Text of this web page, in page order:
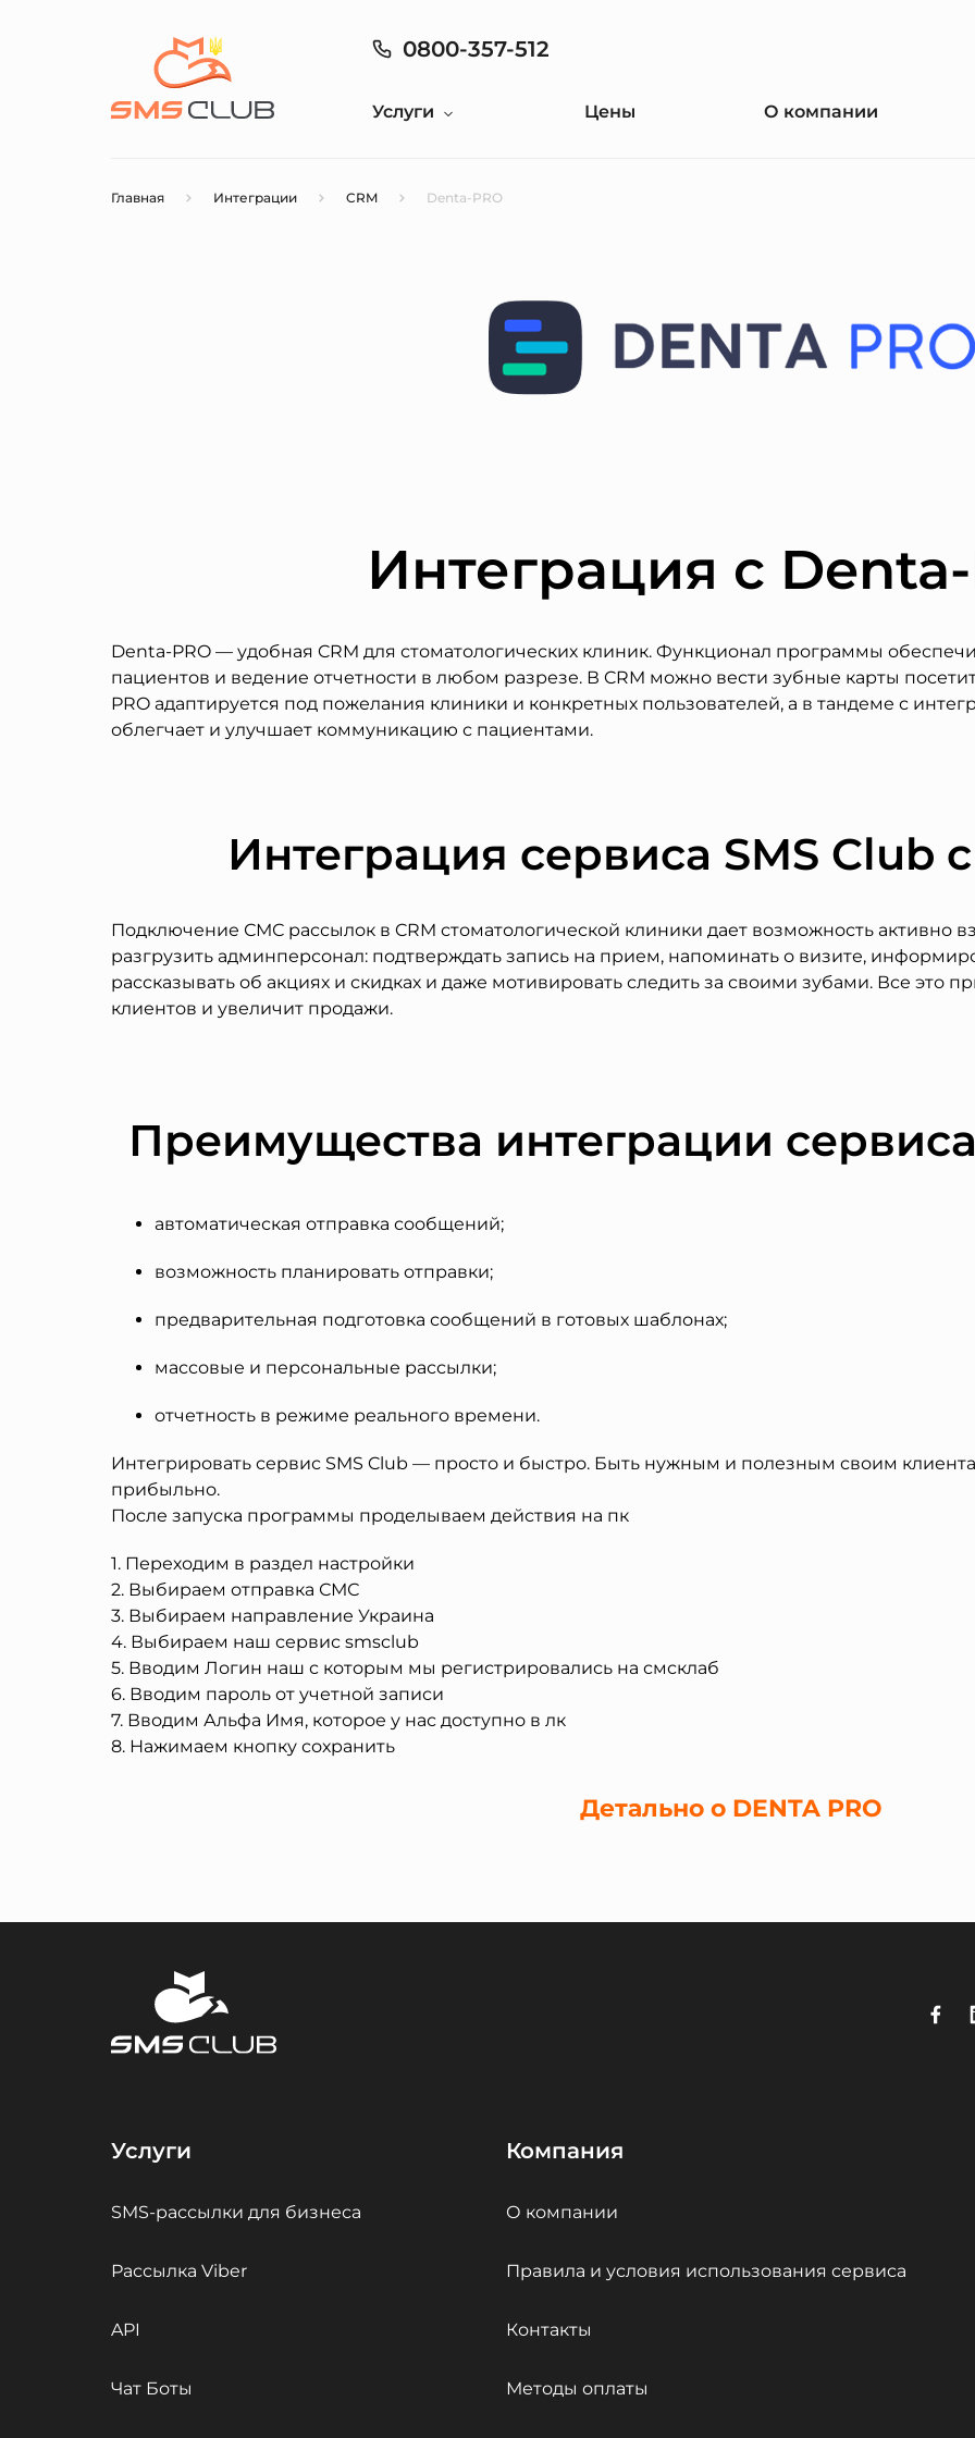
0800-357-512
Услуги Цены О компании
Главная Интеграции CRM Denta-PRO
Интеграция с
Denta-PRO — удобная CRM для стоматологических клиник. Функционал программы
пациентов и ведение отчетности в любом разрезе. В CRM можно вести зубные карты
PRO адаптируется под пожелания клиники и конкретных пользователей, а в тандеме с
облегчает и улучшает коммуникацию с пациентами.
Интеграция сервиса SMS Club
Подключение СМС рассылок в CRM стоматологической клиники дает возможность активно
разгрузить админперсонал: подтверждать запись на прием, напоминать о визите,
рассказывать об акциях и скидках и даже мотивировать следить за своими зубами. Все это
клиентов и увеличит продажи.
Преимущества интеграции
автоматическая отправка сообщений;
возможность планировать отправки;
предварительная подготовка сообщений в готовых шаблонах;
массовые и персональные рассылки;
отчетность в режиме реального времени.
Интегрировать сервис SMS Club — просто и быстро. Быть нужным и полезным своим
прибыльно.
После запуска программы проделываем действия на пк
1. Переходим в раздел настройки
2. Выбираем отправка СМС
3. Выбираем направление Украина
4. Выбираем наш сервис smsclub
5. Вводим Логин наш с которым мы регистрировались на смсклаб
6. Вводим пароль от учетной записи
7. Вводим Альфа Имя, которое у нас доступно в лк
8. Нажимаем кнопку сохранить
Детально о DENTA PRO
Услуги
SMS-рассылки для бизнеса
Рассылка Viber
API
Чат Боты
Компания
О компании
Правила и условия использования сервиса
Контакты
Методы оплаты